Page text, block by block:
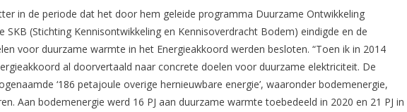
in de periode dat het door hem geleide programma Duurzame Ontwikkeling
SKB (Stichting Kennisontwikkeling en Kennisoverdracht Bodem) eindigde en de
voor duurzame warmte in het Energieakkoord werden besloten. “Toen ik in 2014
al doorvertaald naar concrete doelen voor duurzame elektriciteit. De
‘186 petajoule overige hernieuwbare energie’, waaronder bodemenergie,
Aan bodemenergie werd 16 PJ aan duurzame warmte toebedeeld in 2020 en 21 PJ in